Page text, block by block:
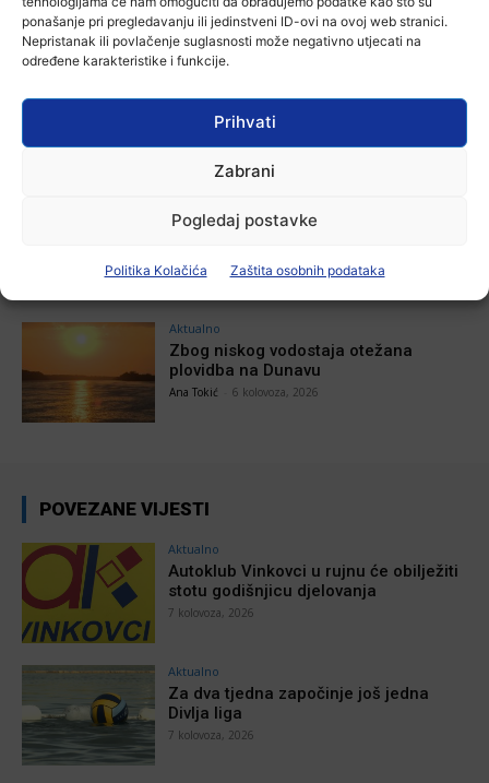
ponašanje pri pregledavanju ili jedinstveni ID-ovi na ovoj web stranici.
Nepristanak ili povlačenje suglasnosti može negativno utjecati na
određene karakteristike i funkcije.
Prihvati
Zabrani
Pogledaj postavke
Politika Kolačića Zaštita osobnih podataka
7 kolovoza, 2026
Divlja liga
Ana Tokić - 7 kolovoza, 2026
U Županji održana Ljetna škola magije
Aktualno
Zbog niskog vodostaja otežana
plovidba na Dunavu
Ana Tokić 6 kolovoza, 2026
POVEZANE VIJESTI
Aktualno
Autoklub Vinkovci u rujnu će obilježiti
stotu godišnjicu djelovanja
7 kolovoza, 2026
Aktualno
Za dva tjedna započinje još jedna
Divlja liga
7 kolovoza, 2026